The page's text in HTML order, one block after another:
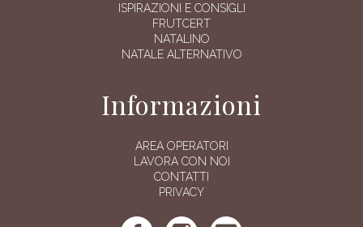
ISPIRAZIONI E CONSIGLI
FRUTCERT
NATALINO
NATALE ALTERNATIVO
Informazioni
AREA OPERATORI
LAVORA CON NOI
CONTATTI
PRIVACY